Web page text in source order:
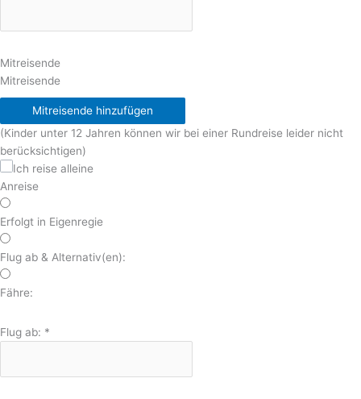
Mitreisende
Mitreisende
Mitreisende hinzufügen
(Kinder unter 12 Jahren können wir bei einer Rundreise leider nicht
berücksichtigen)
Ich reise alleine
Anreise
Erfolgt in Eigenregie
Flug ab & Alternativ(en):
Fähre:
Flug ab: *